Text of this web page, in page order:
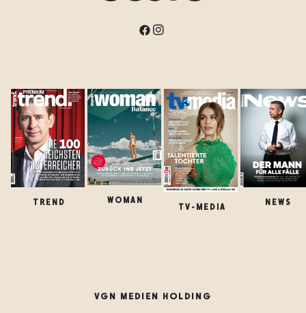
TREND WOMAN
TV-MEDIA
NEWS
VGN MEDIEN HOLDING